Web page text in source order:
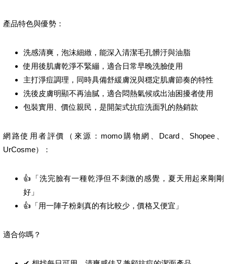
產品特色與優勢：
洗感清爽，泡沫細緻，能深入清潔毛孔髒汙與油脂
使用後肌膚乾淨不緊繃，適合日常早晚洗臉使用
主打淨痘調理，同時具備舒緩膚況與穩定肌膚節奏的特性
洗後皮膚明顯不再油膩，適合悶熱氣候或出油困擾者使用
包裝實用、價位親民，是開架式抗痘洗面乳的熱銷款
網路使用者評價（來源：momo購物網、Dcard、Shopee、
UrCosme）：
👍「洗完臉有一種乾淨但不刺激的感覺，夏天用起來剛剛
好」
👍「用一陣子粉刺真的有比較少，價格又便宜」
適合你嗎？